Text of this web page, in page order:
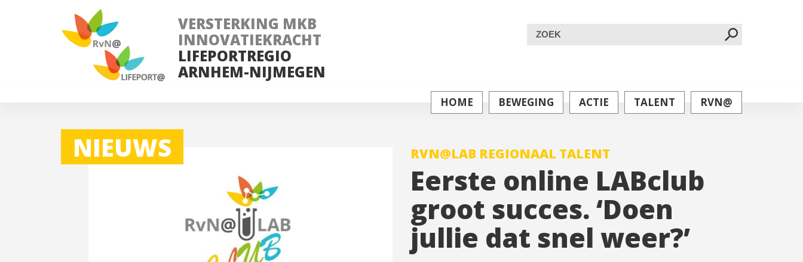
VERSTERKING MKB
INNOVATIEKRACHT
LIFEPORTREGIO
ARNHEM-NIJMEGEN
Zoeken
HOME BEWEGING ACTIE TALENT RVN@
NIEUWS RVN@LAB REGIONAAL TALENT
Eerste online LABclub
groot succes. ‘Doen
jullie dat snel weer?’